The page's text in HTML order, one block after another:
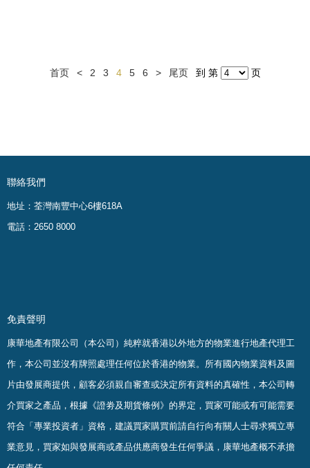
首页 < 2 3 4 5 6 > 尾页 到 第 页
聯絡我們
地址：荃灣南豐中心6樓618A
電話：2650 8000
免責聲明
康華地產有限公司（本公司）純粹就香港以外地方的物業進行地產代理工
作，本公司並沒有牌照處理任何位於香港的物業。 所有國內物業資料及圖
片由發展商提供，顧客必須親自審查或決定所有資料的真確性 ， 本公司轉
介買家之產品，根據《證劵及期貨條例》的界定，買家可能或有可能需要
符合「專業投資者」資格，建議買家購買前請自行向有關人士尋求獨立專
業意見，買家如與發展商或產品供應商發生任何爭議，康華地產概不承擔